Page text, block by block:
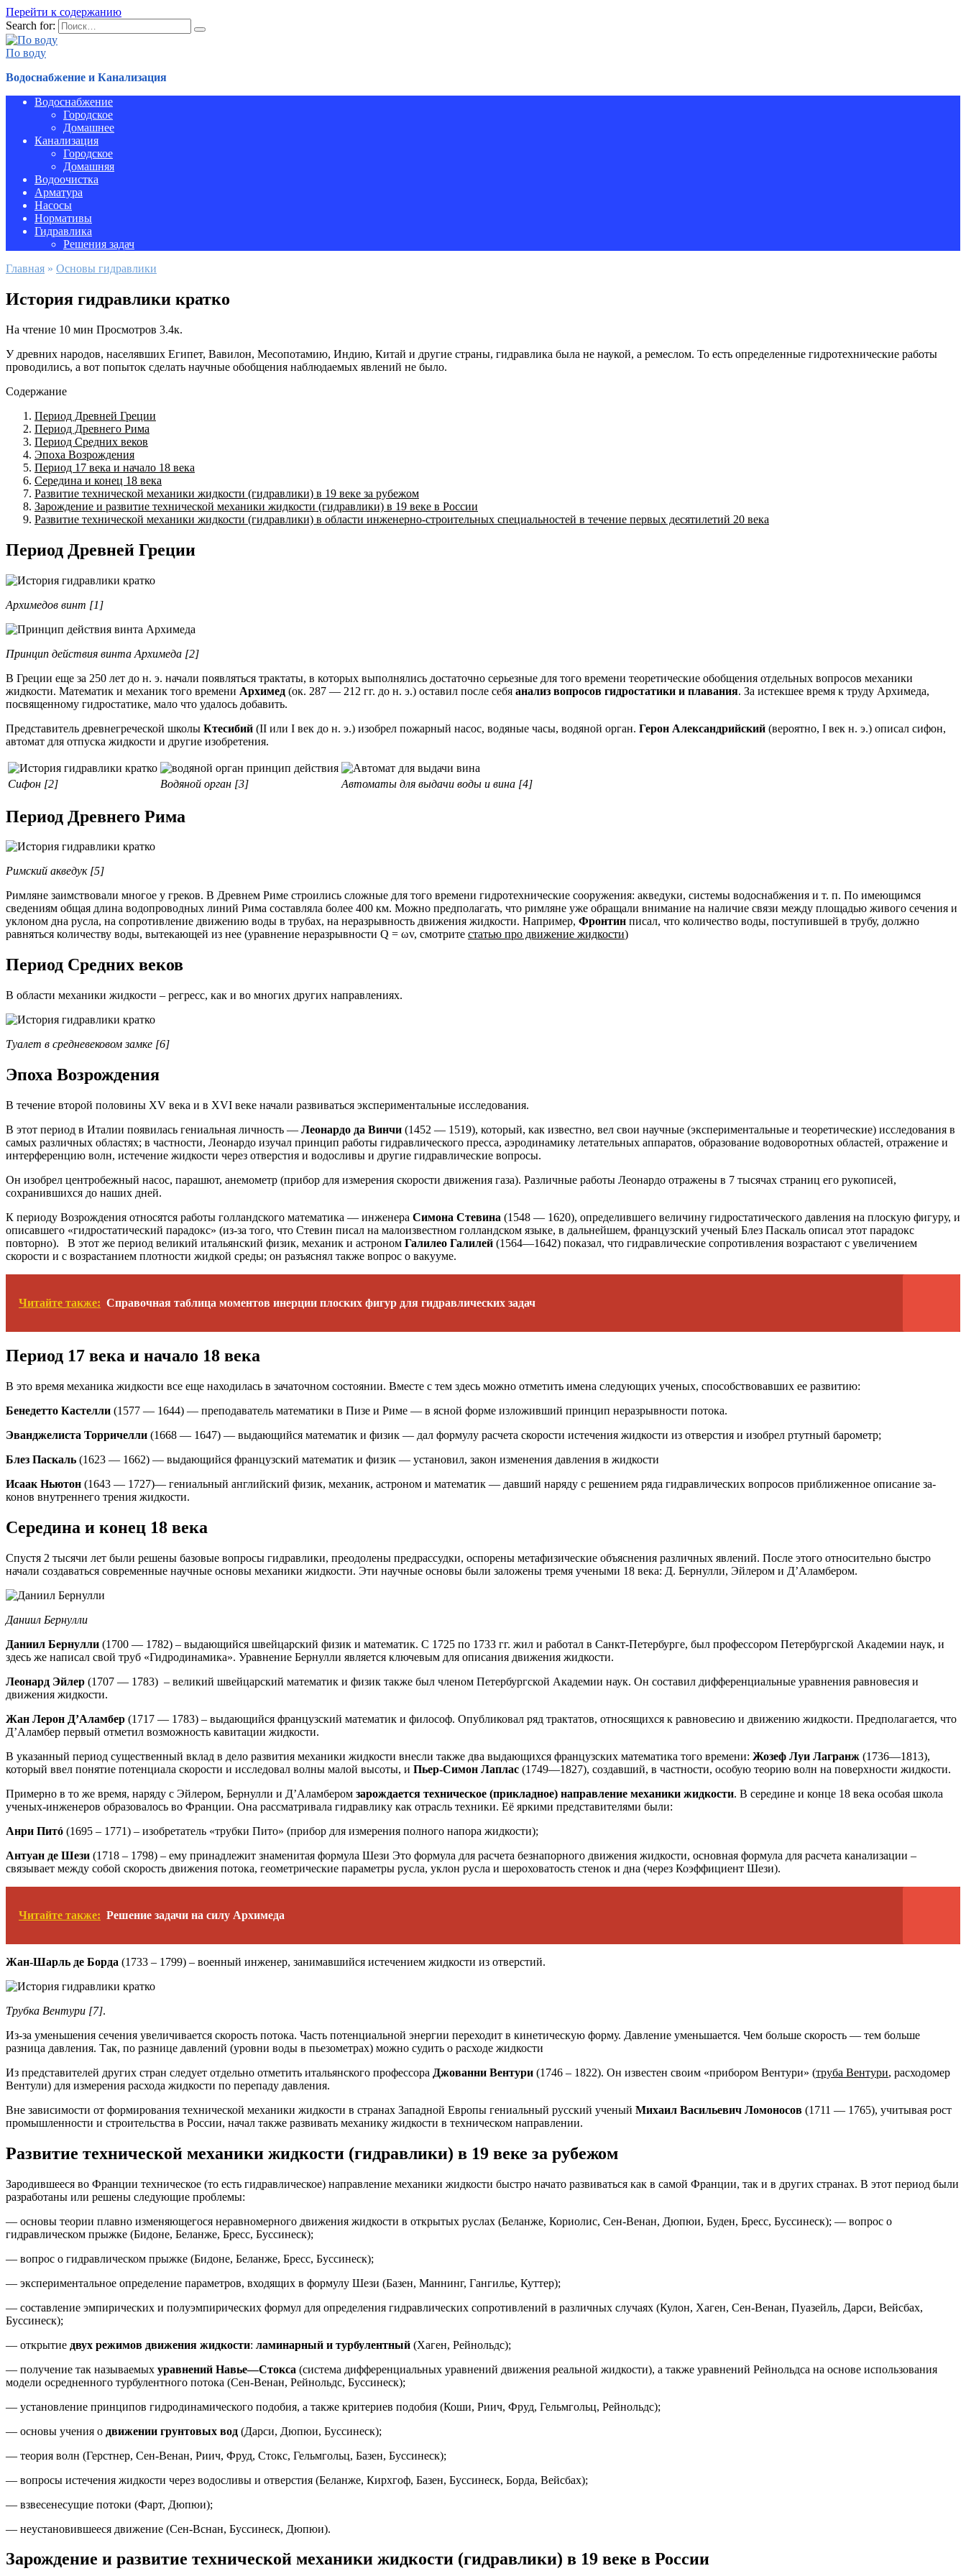
Перейти к содержанию
Search for:
По воду
Водоснабжение и Канализация
Водоснабжение
Городское
Домашнее
Канализация
Городское
Домашняя
Водоочистка
Арматура
Насосы
Нормативы
Гидравлика
Решения задач
Главная » Основы гидравлики
История гидравлики кратко
На чтение 10 мин Просмотров 3.4к.
У древних народов, населявших Египет, Вавилон, Месопотамию, Индию, Китай и другие страны, гидравлика была не наукой, а ремеслом. То есть определенные гидротехнические работы
проводились, а вот попыток сделать научные обобщения наблюдаемых явлений не было.
Содержание
Период Древней Греции
Период Древнего Рима
Период Средних веков
Эпоха Возрождения
Период 17 века и начало 18 века
Середина и конец 18 века
Развитие технической механики жидкости (гидравлики) в 19 веке за рубежом
Зарождение и развитие технической механики жидкости (гид­равлики) в 19 веке в России
Развитие технической механики жидкости (гидравлики) в об­ласти инженерно-строительных специальностей в течение первых десятилетий 20 века
Период Древней Греции
Архимедов винт [1]
Принцип действия винта Архимеда [2]
В Греции еще за 250 лет до н. э. начали по­являться трактаты, в которых выполнялись достаточно серьезные для того времени теоретические обобщения отдельных вопросов механики
жидкости. Математик и механик того времени Архимед (ок. 287 — 212 гг. до н. э.) оставил после себя анализ вопро­сов гидростатики и плавания. За истекшее время к труду Архимеда,
посвященному гидростатике, мало что удалось добавить.
Представитель древнегреческой школы Ктесибий (II или I век до н. э.) изобрел пожарный насос, водяные часы, водяной орган. Герон Александрийский (вероятно, I век н. э.) описал сифон,
автомат для отпуска жидкости и другие изобретения.
Сифон [2] Водяной орган [3] Автоматы для выдачи воды и вина [4]
Период Древнего Рима
Римский акведук [5]
Римляне заимствовали многое у греков. В Древнем Риме строились сложные для того времени гидротехнические сооружения: акведуки, системы водоснабжения и т. п. По имеющимся
сведениям общая длина водопроводных линий Рима составляла более 400 км. Можно предполагать, что римляне уже обращали внимание на наличие связи между площадью живого сечения и
уклоном дна русла, на сопротивление движению воды в трубах, на неразрывность движения жидкости. Например, Фронтин писал, что количество воды, поступившей в трубу, должно
равняться количеству воды, вытекающей из нее (уравнение неразрывности Q = ωv, смотрите статью про движение жидкости)
Период Средних веков
В области механики жидкости – регресс, как и во многих других направлениях.
Туалет в средневековом замке [6]
Эпоха Возрождения
В течение второй половины XV века и в XVI веке начали развиваться экспериментальные исследования.
В этот период в Италии появилась гениальная личность — Леонардо да Винчи (1452 — 1519), который, как известно, вел свои научные (экспериментальные и теоретические) исследования в
самых различных областях; в частности, Леонардо изучал принцип работы гидравлического пресса, аэродинамику летательных аппаратов, образование водо­воротных областей, отражение и
интерференцию волн, истечение жидкости через отверстия и водосливы и другие гидравлические вопросы.
Он изобрел центробежный насос, пара­шют, анемометр (прибор для измерения скорости движения газа). Различные работы Леонардо отражены в 7 тысячах страниц его рукописей,
сохранившихся до наших дней.
К периоду Возрождения относятся работы голландского математика — инженера Симона Стевина (1548 — 1620), определившего величину гидростатического давления на плоскую фигуру, и
описавшего «гидростатический парадокс» (из-за того, что Стевин писал на малоизвестном голландском языке, в дальнейшем, французский ученый Блез Паскаль описал этот парадокс
повторно). В этот же период великий итальянский физик, механик и астроном Галилео Галилей (1564—1642) показал, что гидравлические сопротивления возрастают с увеличением
скорости и с возрастанием плотности жидкой среды; он разъяснял также вопрос о вакууме.
Читайте также: Справочная таблица моментов инерции плоских фигур для гидравлических задач
Период 17 века и начало 18 века
В это время механика жидкости все еще находилась в зачаточном состоянии. Вместе с тем здесь можно отметить имена следующих ученых, способствовавших ее развитию:
Бенедетто Кастелли (1577 — 1644) — преподаватель математики в Пизе и Риме — в ясной форме изложивший принцип неразрывности потока.
Эванджелиста Торричелли (1668 — 1647) — выдающийся математик и физик — дал фор­мулу расчета скорости истечения жидкости из отверстия и изобрел ртутный барометр;
Блез Паскаль (1623 — 1662) — выдающийся французский математик и физик — установил, закон изменения давления в жидкости
Исаак Ньютон (1643 — 1727)— гениальный английский физик, механик, астроном и математик — давший наряду с решением ряда гидравлических вопросов приближенное описание за­
конов внутреннего трения жидкости.
Середина и конец 18 века
Спустя 2 тысячи лет были решены базовые вопросы гидравлики, преодолены предрассудки, оспорены метафизические объяснения различных явлений. После этого относительно быстро
начали создаваться современные научные основы механики жидкости. Эти научные основы были заложены тремя учеными 18 века: Д. Бернулли, Эйлером и Д’Аламбером.
Даниил Бернулли
Даниил Бернулли (1700 — 1782) – выдающийся швейцарский физик и математик. С 1725 по 1733 гг. жил и работал в Санкт-Петербурге, был профессором Петербургской Академии наук, и
здесь же написал свой труб «Гидродинамика». Уравнение Бернулли является ключевым для описания движения жидкости.
Леонард Эйлер (1707 — 1783) – великий швейцарский математик и физик также был членом Петербургской Академии наук. Он составил дифференциальные уравнения равновесия и
движения жидкости.
Жан Лерон Д’Аламбер (1717 — 1783) – выдающийся французский математик и философ. Опубликовал ряд трактатов, относящихся к равновесию и движению жидкости. Предполагается, что
Д’Аламбер первый отметил возможность кавитации жидкости.
В указанный период существенный вклад в дело развития механики жидкости внесли также два выдающихся французских математика того времени: Жозеф Луи Лагранж (1736—1813),
который ввел понятие потенциала скорости и исследовал волны малой высоты, и Пьер-Симон Лаплас (1749—1827), создавший, в частности, особую теорию волн на поверхности жидкости.
Примерно в то же время, наряду с Эйлером, Бернулли и Д’Аламбером зарождается техническое (при­кладное) направление механики жидкости. В середине и конце 18 века особая школа
ученых-инженеров образовалось во Франции. Она рассматривала гидравлику как отрасль техники. Её яркими представителями были:
Анри Питó (1695 – 1771) – изобретатель «трубки Пито» (прибор для измерения полного напора жидкости);
Антуан де Шези (1718 – 1798) – ему принадлежит знаменитая формула Шези Это формула для расчета безнапорного движения жидкости, основная формула для расчета канализации –
связывает между собой скорость движения потока, геометрические параметры русла, уклон русла и шероховатость стенок и дна (через Коэффициент Шези).
Читайте также: Решение задачи на силу Архимеда
Жан-Шарль де Борда (1733 – 1799) – военный инженер, занимавшийся истечением жидкости из отверстий.
Трубка Вентури [7].
Из-за уменьшения сечения увеличивается скорость потока. Часть потенциальной энергии переходит в кинетическую форму. Давление уменьшается. Чем больше скорость — тем больше
разница давления. Так, по разнице давлений (уровни воды в пьезометрах) можно судить о расходе жидкости
Из представителей других стран следует отдельно отметить итальянского профессора Джованни Вентури (1746 – 1822). Он известен своим «прибором Вентури» (труба Вентури, расходомер
Вентули) для измерения расхода жидкости по перепаду давления.
Вне зависимости от формирования технической механики жидкости в странах Западной Европы гениальный русский ученый Михаил Васильевич Ломоносов (1711 — 1765), учитывая рост
промышленности и строительства в России, начал также развивать механику жидкости в техническом направлении.
Развитие технической механики жидкости (гидравлики) в 19 веке за рубежом
Зародившееся во Франции техническое (то есть гидравлическое) направление механики жидкости быстро начато развиваться как в самой Франции, так и в других странах. В этот период были
разработаны или решены сле­дующие проблемы:
— основы теории плавно изменяющегося неравномерного движения жидкости в открытых руслах (Беланже, Кориолис, Сен-Венан, Дюпюи, Буден, Бресс, Буссинеск); — вопрос о
гидравлическом прыжке (Бидоне, Беланже, Бресс, Буссинеск);
— вопрос о гидравлическом прыжке (Бидоне, Беланже, Бресс, Буссинеск);
— экспериментальное определение параметров, входящих в формулу Шези (Базен, Маннинг, Гангилье, Куттер);
— составление эмпирических и полуэмпирических формул для определения гидравлических сопротивлений в различных случаях (Кулон, Хаген, Сен-Венан, Пуазейль, Дарси, Вейсбах,
Буссинеск);
— открытие двух режимов движения жидкости: ламинарный и турбулентный (Хаген, Рейнольдс);
— получение так называемых уравнений Навье—Стокса (система дифференциальных уравнений движения реальной жидкости), а также уравнений Рейнольдса на основе использования
модели осредненного турбулентного потока (Сен-Венан, Рейнольдс, Буссинеск);
— установление принципов гидродинамического подобия, а также критериев подобия (Коши, Риич, Фруд, Гельмгольц, Рейнольдс);
— основы учения о движении грунтовых вод (Дарси, Дюпюи, Буссинеск);
— теория волн (Герстнер, Сен-Венан, Риич, Фруд, Стокс, Гельмгольц, Базен, Буссинеск);
— вопросы истечения жидкости через водосливы и отверстия (Беланже, Кирхгоф, Базен, Буссинеск, Борда, Вейсбах);
— взвесенесущие потоки (Фарт, Дюпюи);
— неустановившееся движение (Сен-Вснан, Буссинеск, Дюпюи).
Зарождение и развитие технической механики жидкости (гид­равлики) в 19 веке в России